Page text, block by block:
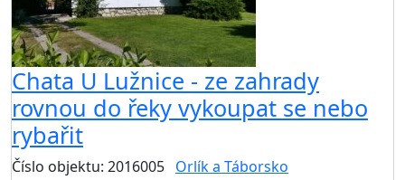
Chata U Lužnice - ze zahrady
rovnou do řeky vykoupat se nebo
rybařit
Číslo objektu: 2016005 Orlík a Táborsko